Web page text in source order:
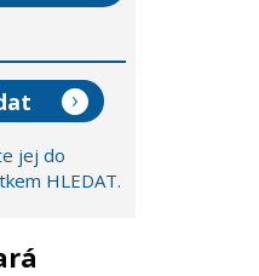
jej do
HLEDAT.